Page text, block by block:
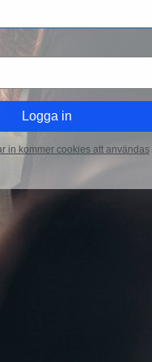
in kommer cookies att användas